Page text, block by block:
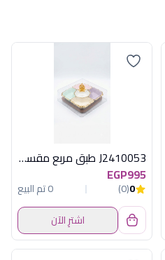
J2410053 طبق مربع مقسم بورسلين أكسفورد
EGP995
0
(0)
0 تم البيع
اشترِ الآن